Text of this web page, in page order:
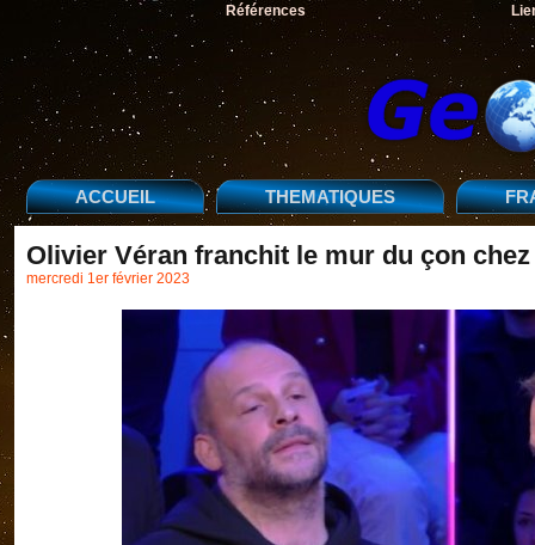
Références
ACCUEIL THEMATIQUES
Olivier Véran franchit le mur du çon
mercredi 1er février 2023